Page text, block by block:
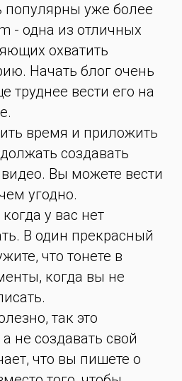
популярны уже более
- одна из отличных
охватить
Начать блог очень
труднее вести его на
время и приложить
создавать
Вы можете вести
угодно.
у вас нет
В один прекрасный
что тонете в
когда вы не
так это
не создавать свой
что вы пишете о